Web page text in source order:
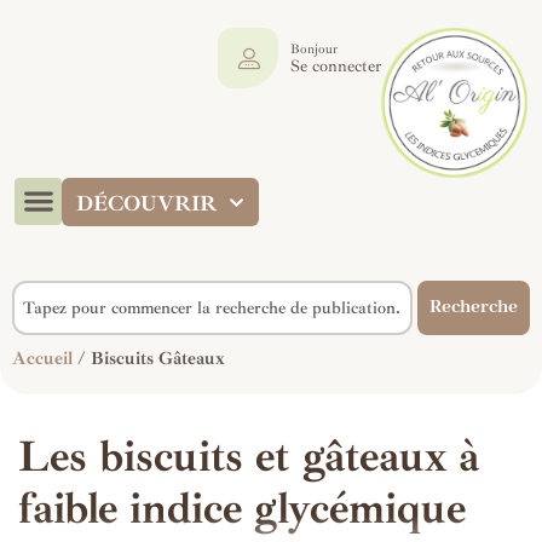
DÉCOUVRIR
Bonjour
Se connecter
Recherche
Accueil / Biscuits Gâteaux
Les biscuits et gâteaux à
faible indice glycémique